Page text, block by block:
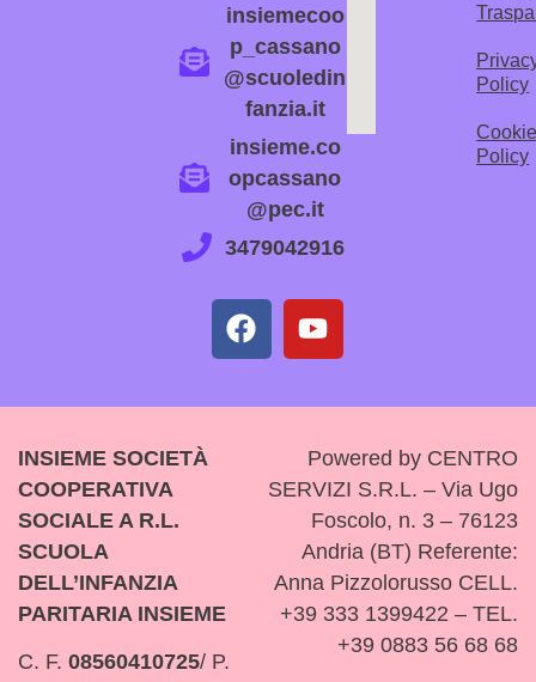
insiemecoo
p_cassano
@scuoledin
fanzia.it
insieme.co
opcassano
@pec.it
3479042916
Policy
Policy
INSIEME SOCIETÀ
COOPERATIVA
SOCIALE A R.L.
SCUOLA
DELL’INFANZIA
PARITARIA INSIEME
C. F. 08560410725/ P.
Powered by CENTRO
SERVIZI S.R.L. – Via Ugo
Foscolo, n. 3 – 76123
Andria (BT) Referente:
Anna Pizzolorusso CELL.
+39 333 1399422 – TEL.
+39 0883 56 68 68